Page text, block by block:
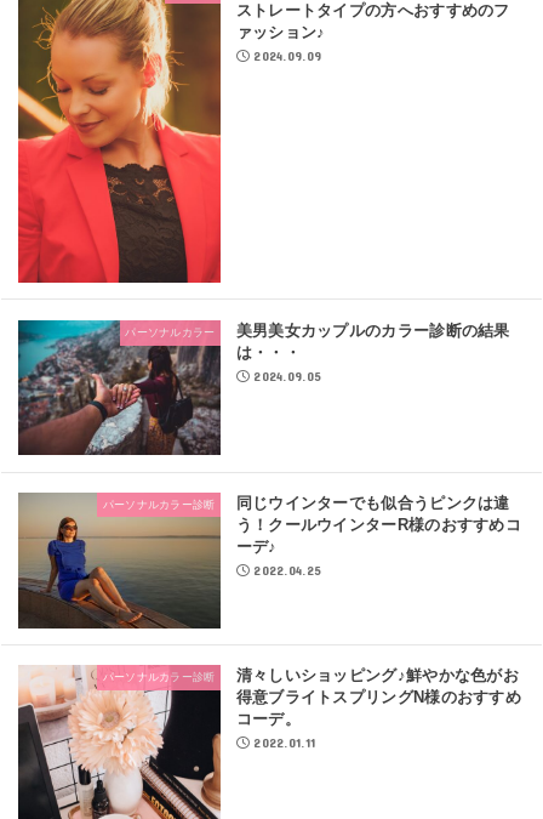
ストレートタイプの方へおすすめのフ
ァッション♪
2024.09.09
パーソナルカラー
美男美女カップルのカラー診断の結果
は・・・
2024.09.05
パーソナルカラー診断
同じウインターでも似合うピンクは違
う！クールウインターR様のおすすめコ
ーデ♪
2022.04.25
パーソナルカラー診断
清々しいショッピング♪鮮やかな色がお
得意ブライトスプリングN様のおすすめ
コーデ。
2022.01.11